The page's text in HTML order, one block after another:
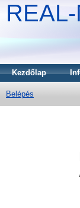
Kezdőlap
Belépés